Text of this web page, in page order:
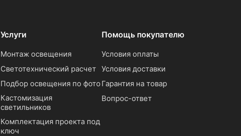
Услуги
Монтаж освещения
Светотехнический расчет
Подбор освещения по фото
Кастомизация
светильников
Комплектация проекта под
ключ
Помощь покупателю
Условия оплаты
Условия доставки
Гарантия на товар
Вопрос-ответ